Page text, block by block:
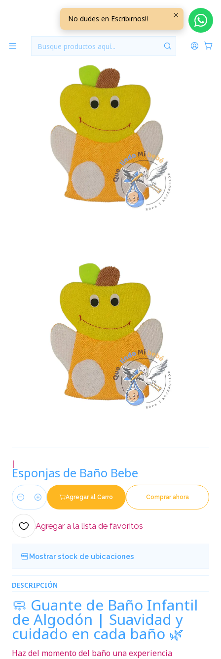
Hora del Baño Esponjas de Baño Bebe
|
Esponjas de Baño Bebe
Cantidad
Agregar al Carro Comprar ahora
Agregar a la lista de favoritos
Mostrar stock de ubicaciones
DESCRIPCIÓN
🧼 Guante de Baño Infantil
de Algodón | Suavidad y
cuidado en cada baño 🌿
Haz del momento del baño una experiencia
No dudes en Escribirnos!!